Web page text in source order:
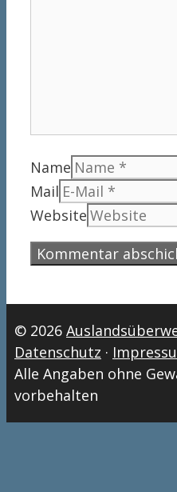
Name
Mail
Website
© 2026
Datenschutz ·
Alle Angaben ohne
vorbehalten